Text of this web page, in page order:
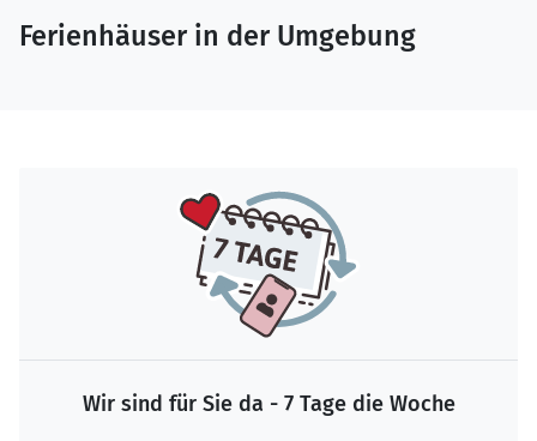
Ferienhäuser in der Umgebung
Wir sind für Sie da - 7 Tage die Woche